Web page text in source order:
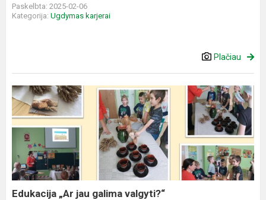
Paskelbta: 2025-02-06
Kategorija: Ugdymas karjerai
Plačiau
Edukacija
„Ar
jau
galima
valgyti?“
Edukacija „Ar jau galima valgyti?“